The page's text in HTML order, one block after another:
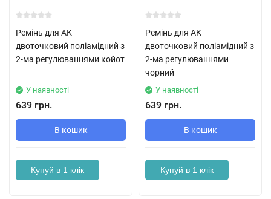
Ремінь для АК
двоточковий поліамідний з
2-ма регулюваннями койот
У наявності
639 грн.
В кошик
Купуй в 1 клік
Ремінь для АК
двоточковий поліамідний з
2-ма регулюваннями
чорний
У наявності
639 грн.
В кошик
Купуй в 1 клік